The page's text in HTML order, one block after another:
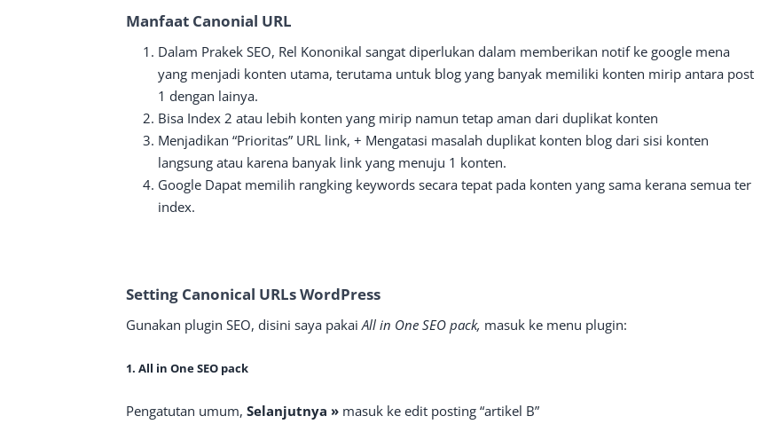
Manfaat Canonial URL
Dalam Prakek SEO, Rel Kononikal sangat diperlukan dalam memberikan notif ke google mena
yang menjadi konten utama, terutama untuk blog yang banyak memiliki konten mirip antara post
1 dengan lainya.
Bisa Index 2 atau lebih konten yang mirip namun tetap aman dari duplikat konten
Menjadikan “Prioritas” URL link, + Mengatasi masalah duplikat konten blog dari sisi konten
langsung atau karena banyak link yang menuju 1 konten.
Google Dapat memilih rangking keywords secara tepat pada konten yang sama kerana semua ter
index.
Setting Canonical URLs WordPress
Gunakan plugin SEO, disini saya pakai All in One SEO pack, masuk ke menu plugin:
1. All in One SEO pack
Pengatutan umum, Selanjutnya » masuk ke edit posting “artikel B”